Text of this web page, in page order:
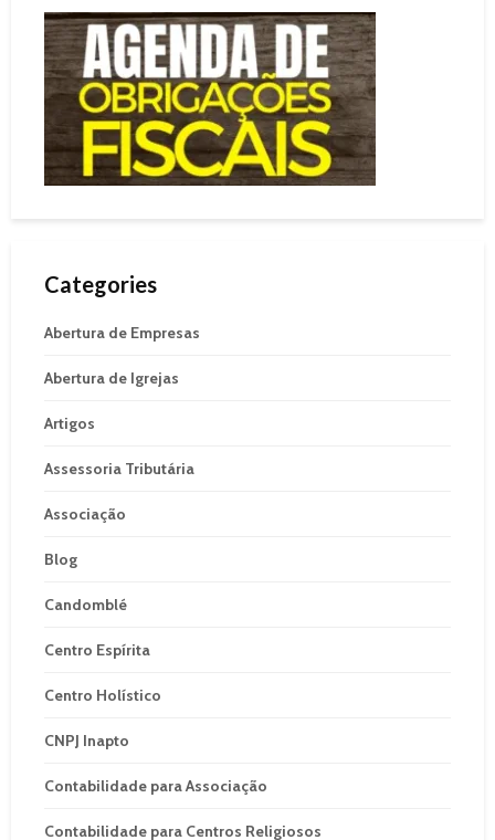
Categories
Abertura de Empresas
Abertura de Igrejas
Artigos
Assessoria Tributária
Associação
Blog
Candomblé
Centro Espírita
Centro Holístico
CNPJ Inapto
Contabilidade para Associação
Contabilidade para Centros Religiosos